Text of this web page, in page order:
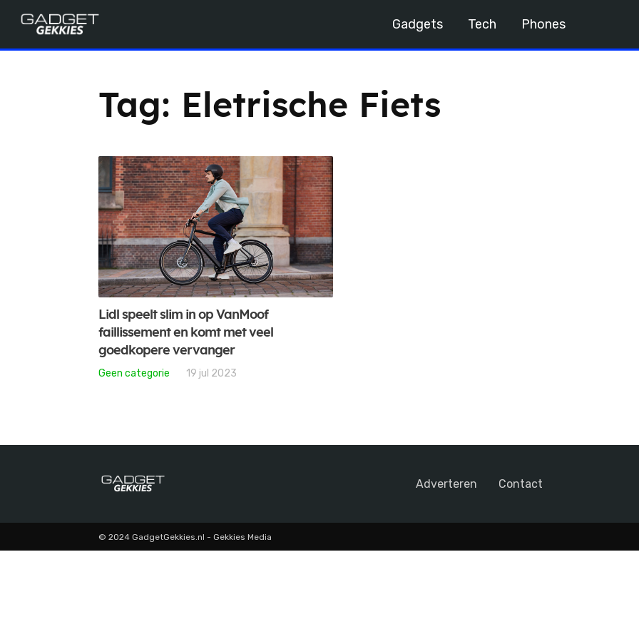
Gadgets Tech Phones
Tag: Eletrische Fiets
Lidl speelt slim in op VanMoof
faillissement en komt met veel
goedkopere vervanger
Geen categorie 19 jul 2023
Adverteren Contact
© 2024 GadgetGekkies.nl - Gekkies Media